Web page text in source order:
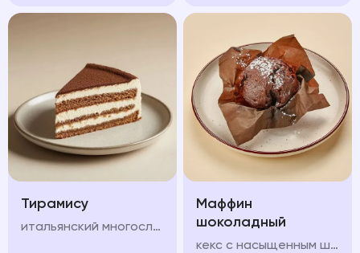
Тирамису
итальянский многослойный десерт, в состав которого входят сыр маскарпоне, кофе, куриные яйца, сахар и печенье савоярди.
Маффин
шоколадный
кекс с насыщенным шоколадным вкусом, который содержит приятную жидкую кофейную структуру